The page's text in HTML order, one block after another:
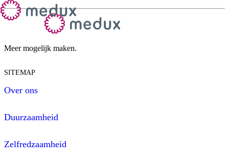
Meer mogelijk maken.
SITEMAP
Over ons
Duurzaamheid
Zelfredzaamheid